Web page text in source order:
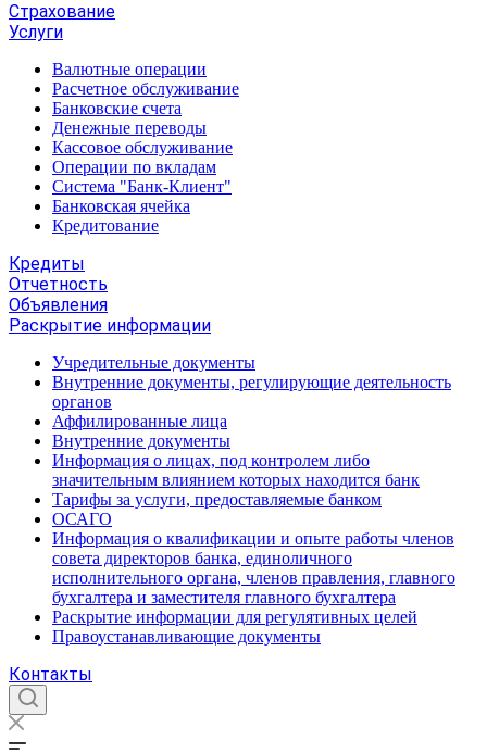
Страхование
Услуги
Валютные операции
Расчетное обслуживание
Банковские счета
Денежные переводы
Кассовое обслуживание
Операции по вкладам
Система "Банк-Клиент"
Банковская ячейка
Кредитование
Кредиты
Отчетность
Объявления
Раскрытие информации
Учредительные документы
Внутренние документы, регулирующие деятельность
органов
Аффилированные лица
Внутренние документы
Информация о лицах, под контролем либо
значительным влиянием которых находится банк
Тарифы за услуги, предоставляемые банком
ОСАГО
Информация о квалификации и опыте работы членов
совета директоров банка, единоличного
исполнительного органа, членов правления, главного
бухгалтера и заместителя главного бухгалтера
Раскрытие информации для регулятивных целей
Правоустанавливающие документы
Контакты